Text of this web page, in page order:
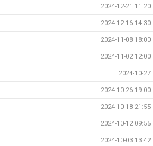
2024-12-21 11:20
2024-12-16 14:30
2024-11-08 18:00
2024-11-02 12:00
2024-10-27
2024-10-26 19:00
2024-10-18 21:55
2024-10-12 09:55
2024-10-03 13:42